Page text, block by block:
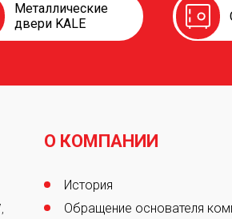
Металлические
двери KALE
Footer
О КОМПАНИИ
История
Обращение основателя